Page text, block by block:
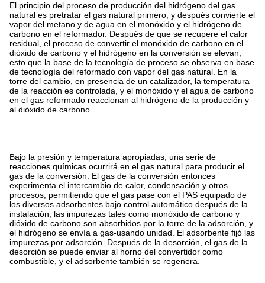
El principio del proceso de producción del hidrógeno del gas
natural es pretratar el gas natural primero, y después convierte el
vapor del metano y de agua en el monóxido y el hidrógeno de
carbono en el reformador. Después de que se recupere el calor
residual, el proceso de convertir el monóxido de carbono en el
dióxido de carbono y el hidrógeno en la conversión se elevan,
esto que la base de la tecnología de proceso se observa en base
de tecnología del reformado con vapor del gas natural. En la
torre del cambio, en presencia de un catalizador, la temperatura
de la reacción es controlada, y el monóxido y el agua de carbono
en el gas reformado reaccionan al hidrógeno de la producción y
al dióxido de carbono.
Bajo la presión y temperatura apropiadas, una serie de
reacciones químicas ocurrirá en el gas natural para producir el
gas de la conversión. El gas de la conversión entonces
experimenta el intercambio de calor, condensación y otros
procesos, permitiendo que el gas pase con el PAS equipado de
los diversos adsorbentes bajo control automático después de la
instalación, las impurezas tales como monóxido de carbono y
dióxido de carbono son absorbidos por la torre de la adsorción, y
el hidrógeno se envía a gas-usando unidad. El adsorbente fijó las
impurezas por adsorción. Después de la desorción, el gas de la
desorción se puede enviar al horno del convertidor como
combustible, y el adsorbente también se regenera.